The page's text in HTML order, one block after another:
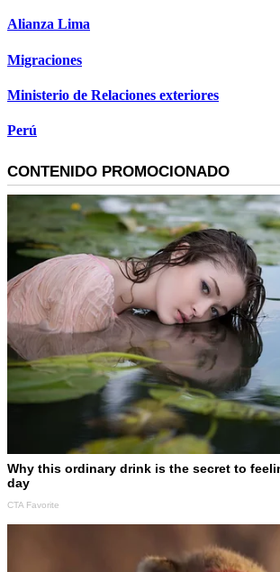
Alianza Lima
Migraciones
Ministerio de Relaciones exteriores
Perú